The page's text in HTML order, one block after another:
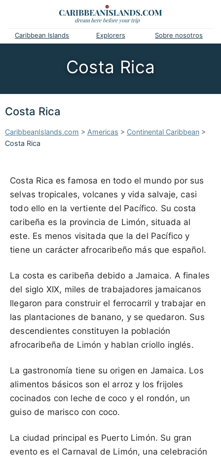
Caribbean Islands Explorers Sobre nosotros
Costa Rica
Costa Rica
CaribbeanIslands.com > Americas > Continental Caribbean >
Costa Rica
Costa Rica es famosa en todo el mundo por sus
selvas tropicales, volcanes y vida salvaje, casi
todo ello en la vertiente del Pacífico. Su costa
caribeña es la provincia de Limón, situada al
este. Es menos visitada que la del Pacífico y
tiene un carácter afrocaribeño más que español.
La costa es caribeña debido a Jamaica. A finales
del siglo XIX, miles de trabajadores jamaicanos
llegaron para construir el ferrocarril y trabajar en
las plantaciones de banano, y se quedaron. Sus
descendientes constituyen la población
afrocaribeña de Limón y hablan criollo inglés.
La gastronomía tiene su origen en Jamaica. Los
alimentos básicos son el arroz y los frijoles
cocinados con leche de coco y el rondón, un
guiso de marisco con coco.
La ciudad principal es Puerto Limón. Su gran
evento es el Carnaval de Limón, una celebración